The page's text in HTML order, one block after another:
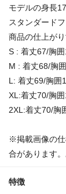
モデルの身長
スタンダード
商品の仕上が
S : 着丈67/胸
M : 着丈68/胸
L: 着丈69/胸囲
XL:着丈70/胸
2XL:着丈70/胸
※掲載画像の
合があります
特徴